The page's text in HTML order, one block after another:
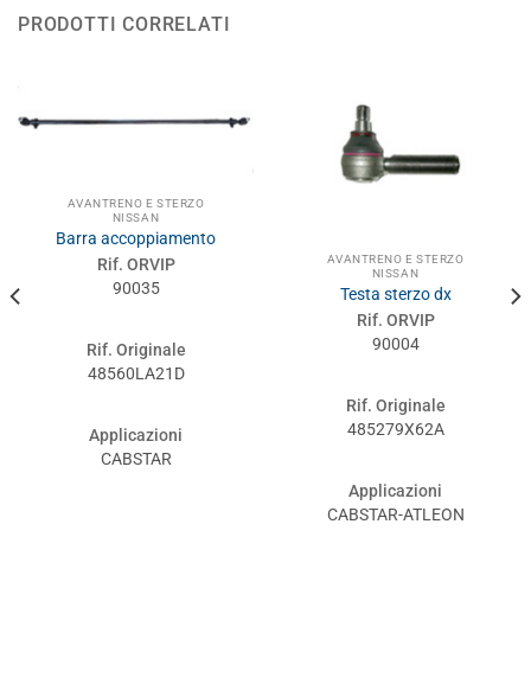
PRODOTTI CORRELATI
AVANTRENO E STERZO
NISSAN
Barra accoppiamento
Rif. ORVIP
90035
Rif. Originale
48560LA21D
Applicazioni
CABSTAR
AVANTRENO E STERZO
NISSAN
Testa sterzo dx
Rif. ORVIP
90004
Rif. Originale
485279X62A
Applicazioni
CABSTAR-ATLEON